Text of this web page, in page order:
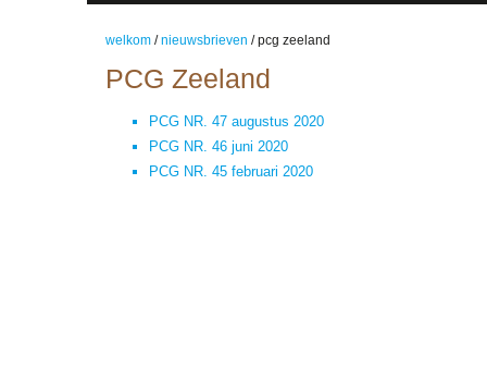
welkom / nieuwsbrieven /pcg zeeland
PCG Zeeland
PCG NR. 47 augustus 2020
PCG NR. 46 juni 2020
PCG NR. 45 februari 2020